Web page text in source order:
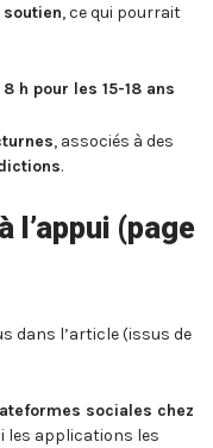
, ce qui pourrait
h pour les 15-18 ans
, associés à des
.
l’appui (page
dans l’article (issus de
sociales chez
les applications les